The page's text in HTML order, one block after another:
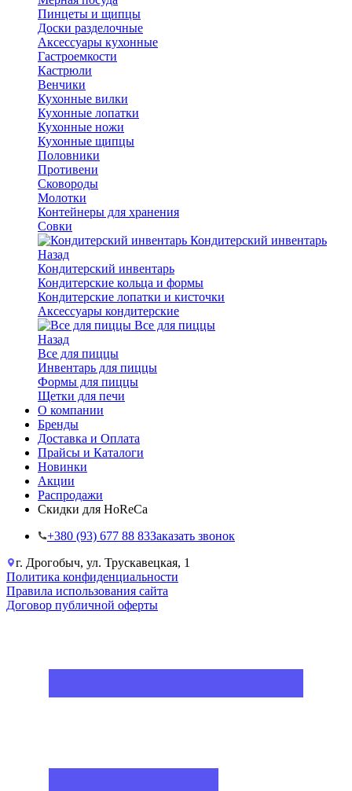
Пинцеты и щипцы
Доски разделочные
Аксессуары кухонные
Гастроемкости
Кастрюли
Венчики
Кухонные вилки
Кухонные лопатки
Кухонные ножи
Кухонные щипцы
Половники
Противени
Сковороды
Молотки
Контейнеры для хранения
Совки
Кондитерский инвентарь
Назад
Кондитерский инвентарь
Кондитерские кольца и формы
Кондитерские лопатки и кисточки
Аксессуары кондитерские
Все для пиццы
Назад
Все для пиццы
Инвентарь для пиццы
Формы для пиццы
Щетки для печи
О компании
Бренды
Доставка и Оплата
Прайсы и Каталоги
Новинки
Акции
Распродажи
Скидки для HoReCa
+38‎0 (93) 677 88 83Заказать звонок
г. Дрогобыч, ул. Трускавецкая, 1
Политика конфиденциальности
Правила использования сайта
Договор публичной оферты